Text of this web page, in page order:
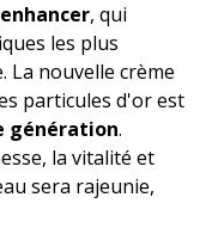
, qui
les plus
La nouvelle crème
particules d'or est
génération.
la vitalité et
sera rajeunie,